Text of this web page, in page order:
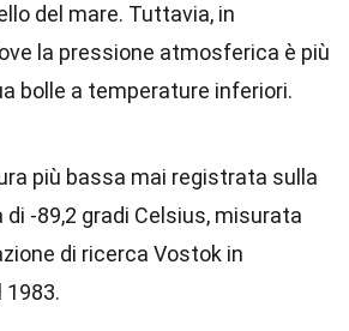
del mare. Tuttavia, in
la pressione atmosferica è più
bolle a temperature inferiori.
più bassa mai registrata sulla
-89,2 gradi Celsius, misurata
di ricerca Vostok in